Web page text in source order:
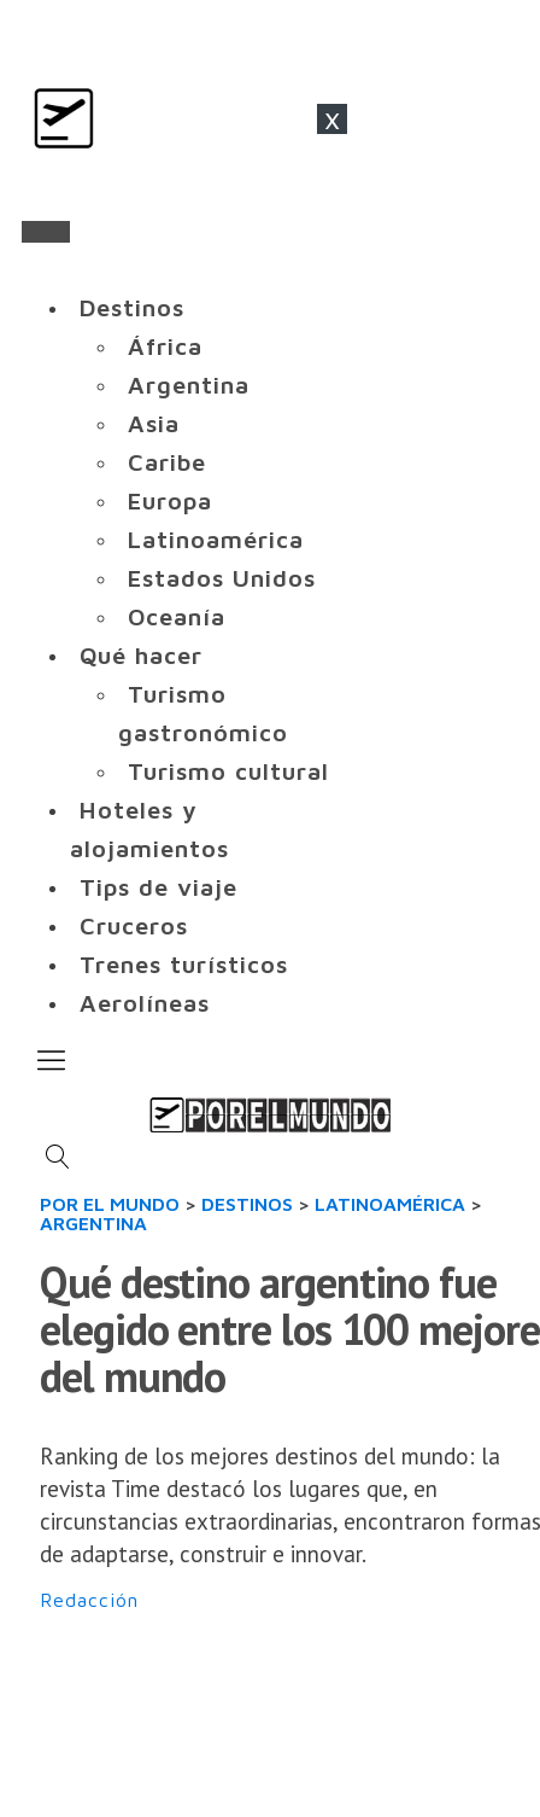
x
Destinos
África
Argentina
Asia
Caribe
Europa
Latinoamérica
Estados Unidos
Oceanía
Qué hacer
Turismo
gastronómico
Turismo cultural
Hoteles y
alojamientos
Tips de viaje
Cruceros
Trenes turísticos
Aerolíneas
POR EL MUNDO > DESTINOS > LATINOAMÉRICA >
ARGENTINA
Qué destino argentino fue
elegido entre los 100
del mundo
Ranking de los mejores destinos del mundo: la
revista Time destacó los lugares que, en
circunstancias extraordinarias, encontraron formas
de adaptarse, construir e innovar.
Redacción